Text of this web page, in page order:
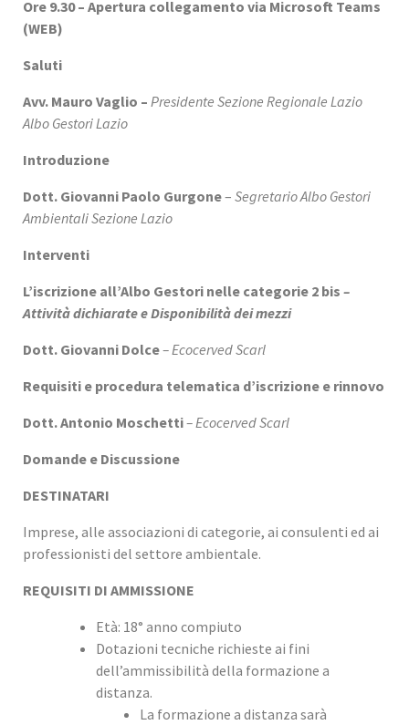
Ore 9.30 – Apertura collegamento via Microsoft Teams
(WEB)
Saluti
Avv. Mauro Vaglio – Presidente Sezione Regionale Lazio
Albo Gestori Lazio
Introduzione
Dott. Giovanni Paolo Gurgone– Segretario Albo Gestori
Ambientali Sezione Lazio
Interventi
L’iscrizione all’Albo Gestori nelle categorie 2 bis –
Attività dichiarate e Disponibilità dei mezzi
Dott. Giovanni Dolce– Ecocerved Scarl
Requisiti e procedura telematica d’iscrizione e rinnovo
Dott. Antonio Moschetti– Ecocerved Scarl
Domande e Discussione
DESTINATARI
Imprese, alle associazioni di categorie, ai consulenti ed ai
professionisti del settore ambientale.
REQUISITI DI AMMISSIONE
Età: 18° anno compiuto
Dotazioni tecniche richieste ai fini
dell’ammissibilità della formazione a
distanza.
La formazione a distanza sarà